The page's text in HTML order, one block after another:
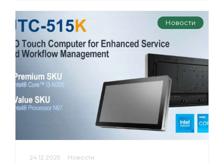
Новости
24.12.2025 Новости